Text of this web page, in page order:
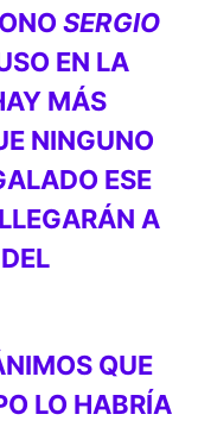
SERGIO
EN LA
MÁS
NINGUNO
ESE
A
QUE
LO HABRÍA